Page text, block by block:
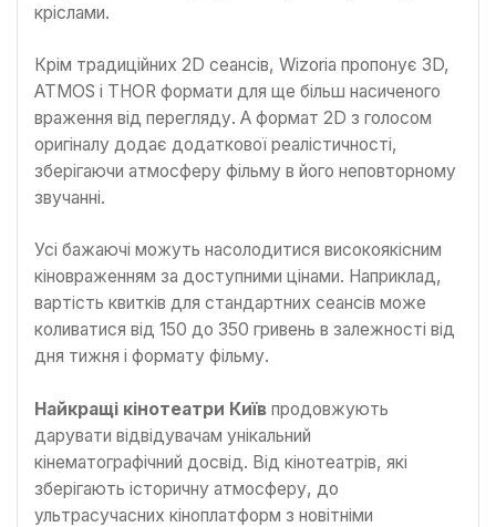
кріслами.
Крім традиційних 2D сеансів, Wizoria пропонує 3D,
ATMOS і THOR формати для ще більш насиченого
враження від перегляду. А формат 2D з голосом
оригіналу додає додаткової реалістичності,
зберігаючи атмосферу фільму в його неповторному
звучанні.
Усі бажаючі можуть насолодитися високоякісним
кіновраженням за доступними цінами. Наприклад,
вартість квитків для стандартних сеансів може
коливатися від 150 до 350 гривень в залежності від
дня тижня і формату фільму.
Найкращі кінотеатри Київ продовжують
дарувати відвідувачам унікальний
кінематографічний досвід. Від кінотеатрів, які
зберігають історичну атмосферу, до
ультрасучасних кіноплатформ з новітніми